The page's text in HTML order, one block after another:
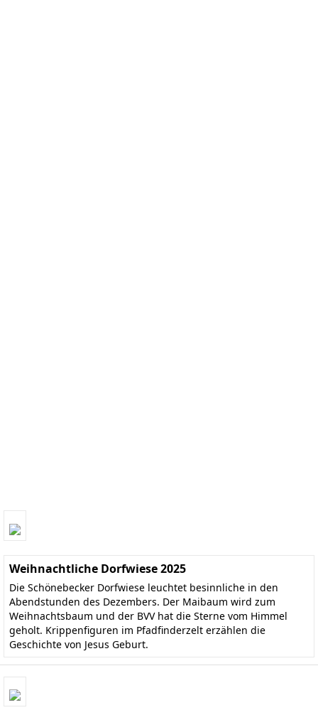
Weihnachtliche Dorfwiese 2025
Die Schönebecker Dorfwiese leuchtet besinnliche in den
Abendstunden des Dezembers. Der Maibaum wird zum
Weihnachtsbaum und der BVV hat die Sterne vom Himmel
geholt. Krippenfiguren im Pfadfinderzelt erzählen die
Geschichte von Jesus Geburt.